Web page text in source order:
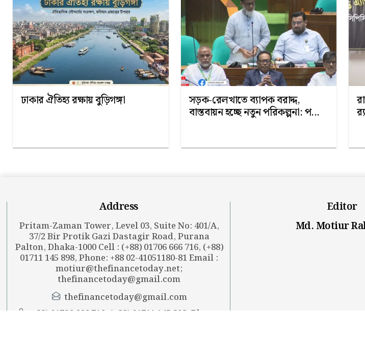
ঢাকার ঐতিহ্য রক্ষায় বুড়িগঙ্গা সড়ক-রেলখাতে ব্যাপক বরাদ্দ,
বাস্তবায়ন হচ্ছে নতুন পরিকল্পনা: প...
Address
Pritam-Zaman Tower, Level 03, Suite No: 401/A,
37/2 Bir Protik Gazi Dastagir Road, Purana
Palton, Dhaka-1000 Cell : (+88) 01706 666 716, (+88)
01711 145 898, Phone: +88 02-41051180-81 Email :
motiur@thefinancetoday.net;
thefinancetoday@gmail.com
thefinancetoday@gmail.com
+88) 01706 666 716, (+88) 01711 145 898, Phone:
Editor
Md. Motiur